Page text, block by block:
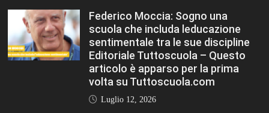
Federico Moccia: Sogno una
scuola che includa leducazione
sentimentale tra le sue discipline
Editoriale Tuttoscuola – Questo
articolo è apparso per la prima
volta su Tuttoscuola.com
Luglio 12, 2026